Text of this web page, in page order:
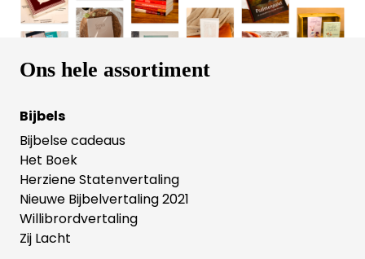
Ons hele assortiment
Bijbels
Bijbelse cadeaus
Het Boek
Herziene Statenvertaling
Nieuwe Bijbelvertaling 2021
Willibrordvertaling
Zij Lacht